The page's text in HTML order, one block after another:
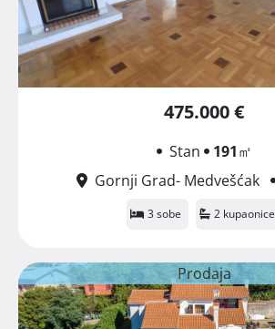
475.000 €
Stan 191㎡
Gornji Grad- Medvešćak
3 sobe 2 kupaonice
Prodaja